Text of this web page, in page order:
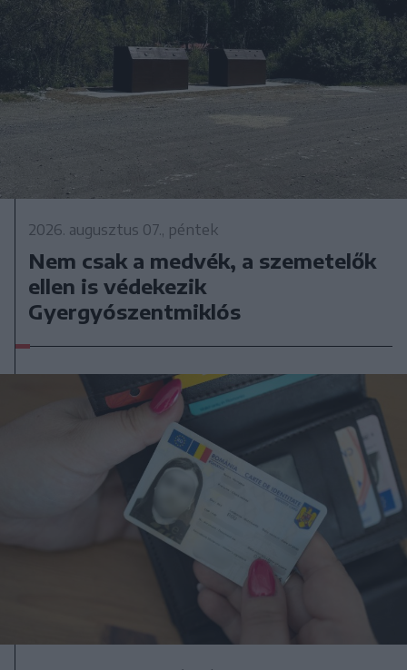
2026. augusztus 07., péntek
Nem csak a medvék, a szemetelők
ellen is védekezik
Gyergyószentmiklós